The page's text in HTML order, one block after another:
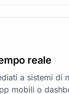
reale
a sistemi di
mobili o